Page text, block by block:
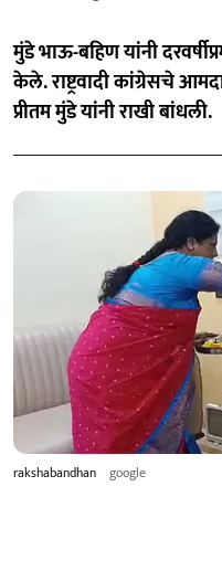
मुंडे भाऊ-बहिण यांनी
केले. राष्ट्रवादी कांग्रेसचे
प्रीतम मुंडे यांनी राखी बांधली.
rakshabandhan google